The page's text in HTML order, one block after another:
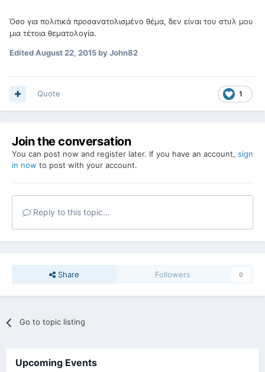
Όσο για πολιτικά προσανατολισμένο θέμα, δεν είναι του στυλ μου
μια τέτοια θεματολογία.
EditedAugust 22, 2015by John82
1
Quote
Join the conversation
You can post now and register later. If you have an account, sign
in now to post with your account.
Reply to this topic...
Share Followers 0
Go to topic listing
Upcoming Events